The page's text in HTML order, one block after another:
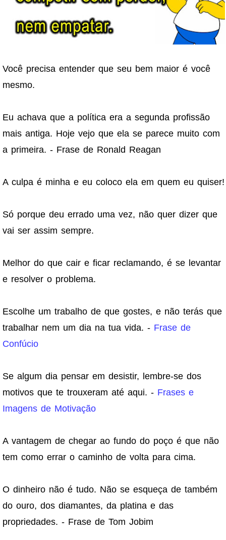
Você precisa entender que seu bem maior é você
mesmo.
Eu achava que a política era a segunda profissão
mais antiga. Hoje vejo que ela se parece muito com
a primeira. - Frase de Ronald Reagan
A culpa é minha e eu coloco ela em quem eu quiser!
Só porque deu errado uma vez, não quer dizer que
vai ser assim sempre.
Melhor do que cair e ficar reclamando, é se levantar
e resolver o problema.
Escolhe um trabalho de que gostes, e não terás que
trabalhar nem um dia na tua vida. - Frase de
Confúcio
Se algum dia pensar em desistir, lembre-se dos
motivos que te trouxeram até aqui. - Frases e
Imagens de Motivação
A vantagem de chegar ao fundo do poço é que não
tem como errar o caminho de volta para cima.
O dinheiro não é tudo. Não se esqueça de também
do ouro, dos diamantes, da platina e das
propriedades. - Frase de Tom Jobim